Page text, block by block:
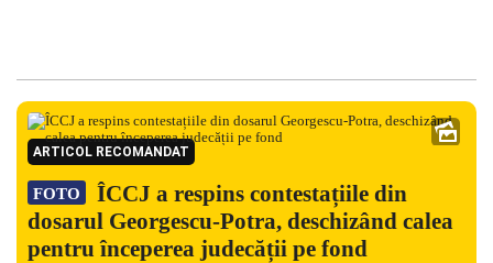
ARTICOL RECOMANDAT
FOTO
ÎCCJ a respins contestațiile din
dosarul Georgescu-Potra, deschizând calea
pentru începerea judecății pe fond